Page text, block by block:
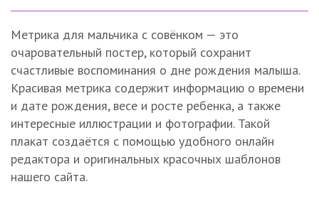
Метрика для мальчика с совёнком — это
очаровательный постер, который сохранит
счастливые воспоминания о дне рождения малыша.
Красивая метрика содержит информацию о времени
и дате рождения, весе и росте ребенка, а также
интересные иллюстрации и фотографии. Такой
плакат создаётся с помощью удобного онлайн
редактора и оригинальных красочных шаблонов
нашего сайта.